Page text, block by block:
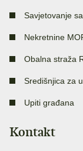
Savjetovanje
Nekretnine
Obalna straža
Središnjica za
Upiti građana
Kontakt